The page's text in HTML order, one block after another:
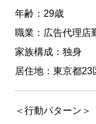
年齢：29歳
職業：広告代理店
家族構成：独身
居住地：東京都23
＜行動パターン＞